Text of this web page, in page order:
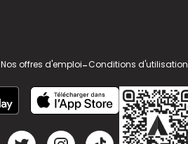
Nos offres d'emploi-Conditions d'utilisation